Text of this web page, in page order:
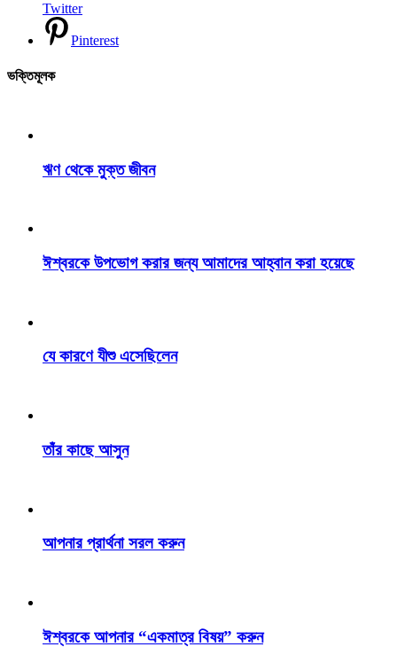
Twitter
Pinterest
ভক্তিমূলক
ঋণ থেকে মুক্ত জীবন
ঈশ্বরকে উপভোগ করার জন্য আমাদের আহ্বান করা হয়েছে
যে কারণে যীশু এসেছিলেন
তাঁর কাছে আসুন
আপনার প্রার্থনা সরল করুন
ঈশ্বরকে আপনার “একমাত্র বিষয়” করুন